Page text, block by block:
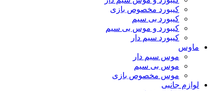
کیبورد مخصوص بازی
کیبورد بی سیم
کیبورد و موس بی سیم
کیبورد سیم دار
ماوس
موس سیم دار
موس بی سیم
موس مخصوص بازی
لوازم جانبی